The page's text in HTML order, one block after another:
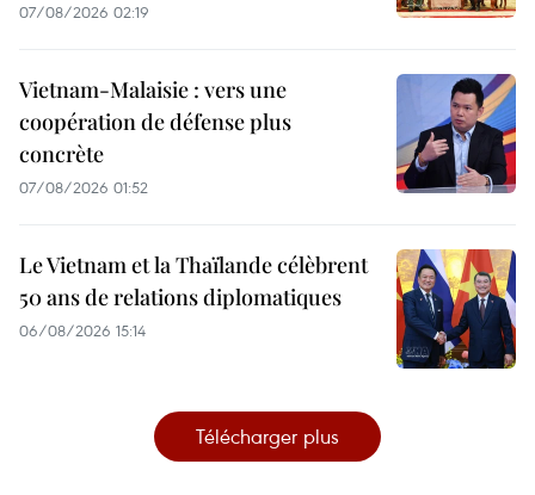
07/08/2026 02:19
Vietnam-Malaisie : vers une
coopération de défense plus
concrète
07/08/2026 01:52
Le Vietnam et la Thaïlande célèbrent
50 ans de relations diplomatiques
06/08/2026 15:14
Télécharger plus